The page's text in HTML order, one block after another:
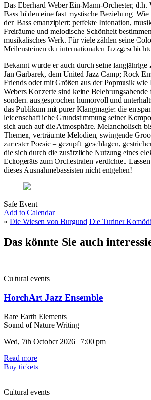
Das Eberhard Weber Ein-Mann-Orchester, d.h.
Bass bilden eine fast mystische Beziehung. Wie
den Bass emanzipiert: perfekte Intonation,
Freiräume und melodische Schönheit
musikalisches Werk. Für viele zählen seine
Meilensteinen der internationalen
Bekannt wurde er auch durch seine langjährige
Jan Garbarek, dem United Jazz Camp; Rock
Friends oder mit Größen aus der Popmusik wie
Webers Konzerte sind keine Belehrungsabende
sondern ausgesprochen humorvoll und
das Publikum mit purer Klangmagie; die
leidenschaftliche Grundstimmung seiner
sich auch auf die Atmosphäre. Melancholisch
Themen, verträumte Melodien, swingende
zartester Poesie – gezupft, geschlagen,
die sich durch die zusätzliche Nutzung eines
Echogeräts zum Orchestralen verdichtet.
dieses Ausnahmebassisten nicht entgehen!
Safe Event
Add to Calendar
« Die Wiesen von Burgund Die Turiner
Das könnte Sie auch
Cultural events
HorchArt Jazz Ensemble
Rare Earth Elements
Sound of Nature Writing
Wed, 7th October 2026 | 7:00 pm
Read more
Buy tickets
Cultural events